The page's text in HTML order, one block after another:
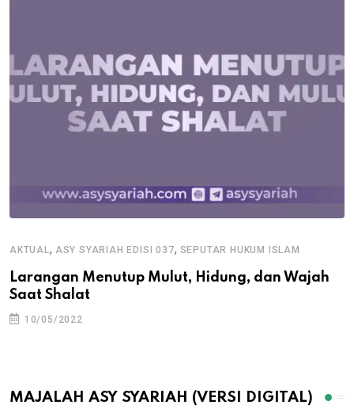
AKTUAL , ASY SYARIAH EDISI 037, SEPUTAR HUKUM ISLAM
Larangan Menutup Mulut, Hidung, dan Wajah
Saat Shalat
10/05/2022
MAJALAH ASY SYARIAH (VERSI DIGITAL)